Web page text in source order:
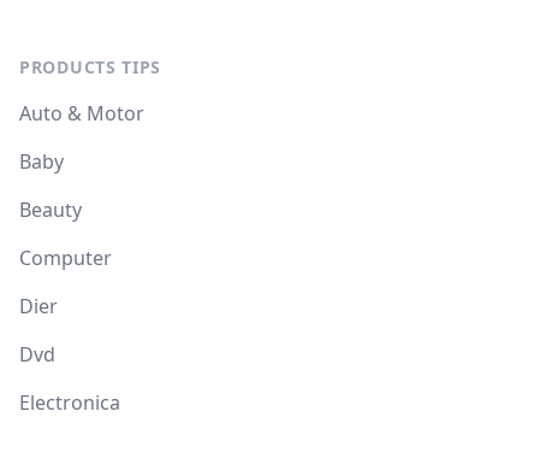
PRODUCTS TIPS
Auto & Motor
Baby
Beauty
Computer
Dier
Dvd
Electronica